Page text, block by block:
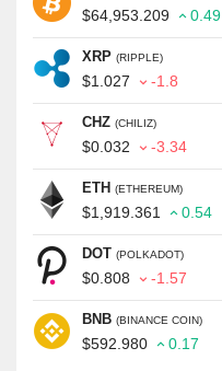
$64,953.209 0.49
XRP (RIPPLE)
$1.027 -1.8
CHZ (CHILIZ)
$0.032 -3.34
ETH (ETHEREUM)
$1,919.361 0.54
DOT (POLKADOT)
$0.808 -1.57
BNB (BINANCE COIN)
$592.980 0.17